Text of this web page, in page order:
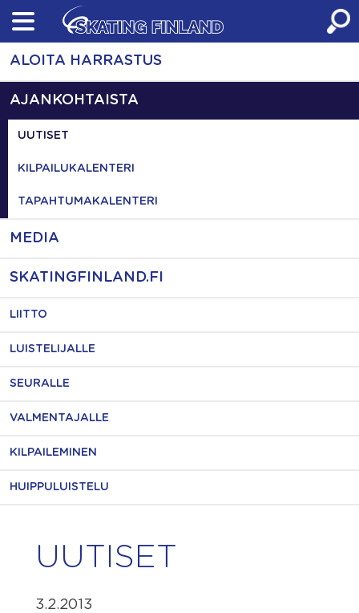
Skip
content
ALOITA HARRASTUS
AJANKOHTAISTA
UUTISET
KILPAILUKALENTERI
TAPAHTUMAKALENTERI
MEDIA
SKATINGFINLAND.FI
LIITTO
LUISTELIJALLE
SEURALLE
VALMENTAJALLE
KILPAILEMINEN
HUIPPULUISTELU
UUTISET
3.2.2013